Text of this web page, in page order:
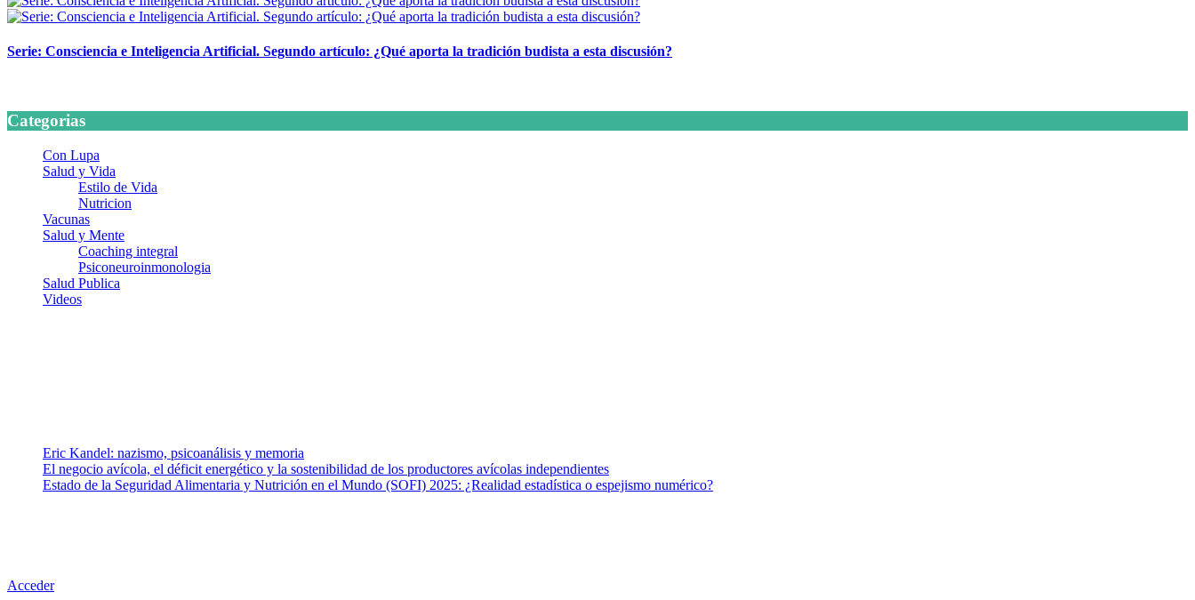
Serie: Consciencia e Inteligencia Artificial. Segundo artículo: ¿Qué aporta la tradición budista a esta discusión?
Categorias
Con Lupa
Salud y Vida
Estilo de Vida
Nutricion
Vacunas
Salud y Mente
Coaching integral
Psiconeuroinmonologia
Salud Publica
Videos
Eric Kandel: nazismo, psicoanálisis y memoria
El negocio avícola, el déficit energético y la sostenibilidad de los productores avícolas independientes
Estado de la Seguridad Alimentaria y Nutrición en el Mundo (SOFI) 2025: ¿Realidad estadística o espejismo numérico?
Acceder